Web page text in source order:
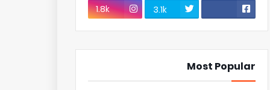
3.1k
1.8k
Most Popular